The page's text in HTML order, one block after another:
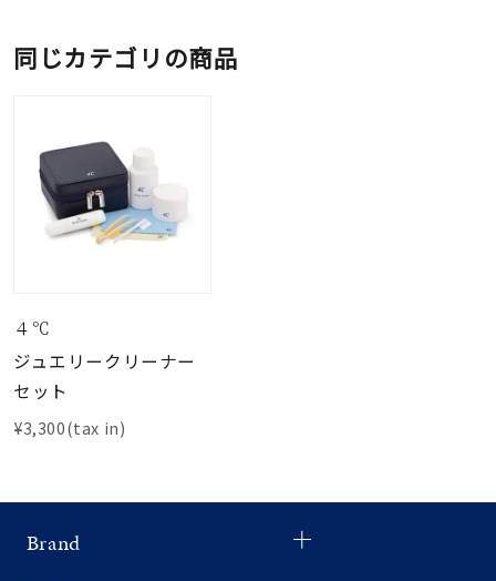
同じカテゴリの商品
４℃
ジュエリークリーナー
セット
¥3,300(tax in)
Brand